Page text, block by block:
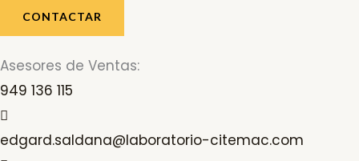
CONTACTAR
Asesores de Ventas:
949 136 115
edgard.saldana@laboratorio-citemac.com